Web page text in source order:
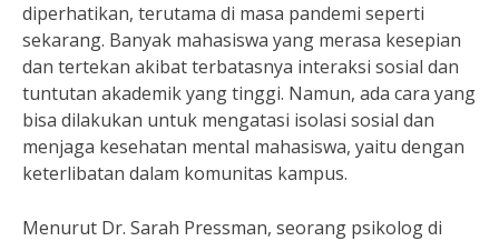
diperhatikan, terutama di masa pandemi seperti
sekarang. Banyak mahasiswa yang merasa kesepian
dan tertekan akibat terbatasnya interaksi sosial dan
tuntutan akademik yang tinggi. Namun, ada cara yang
bisa dilakukan untuk mengatasi isolasi sosial dan
menjaga kesehatan mental mahasiswa, yaitu dengan
keterlibatan dalam komunitas kampus.
Menurut Dr. Sarah Pressman, seorang psikolog di